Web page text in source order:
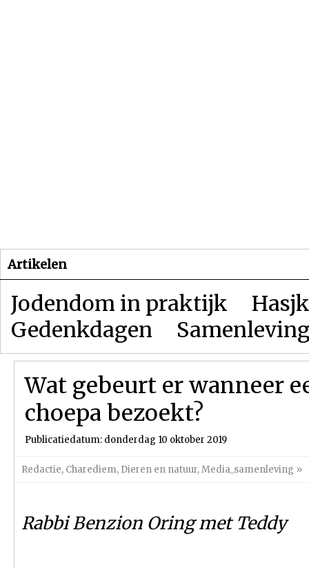
Artikelen
Jodendom in praktijk
Gedenkdagen
Wat gebeurt er wanneer
choepa bezoekt?
Publicatiedatum: donderdag 10 oktober 2019
Redactie, Charediem, Dieren en natuur,Media_samenleving »
Rabbi Benzion Oring met Teddy